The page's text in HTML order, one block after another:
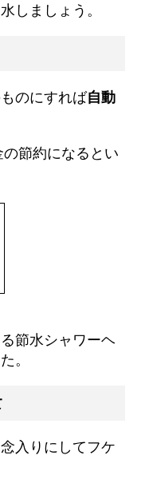
しましょう。
のにすれば自動
節約になるとい
節水シャワーヘ
。
入りにしてフケ